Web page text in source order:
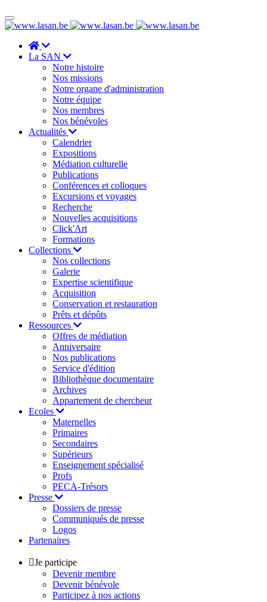
La SAN
Notre histoire
Nos missions
Notre organe d'administration
Notre équipe
Nos membres
Nos bénévoles
Actualités
Calendrier
Expositions
Médiation culturelle
Publications
Conférences et colloques
Excursions et voyages
Recherche
Nouvelles acquisitions
Click'Art
Formations
Collections
Nos collections
Galerie
Expertise scientifique
Acquisition
Conservation et restauration
Prêts et dépôts
Ressources
Offres de médiation
Anniversaire
Nos publications
Service d'édition
Bibliothèque documentaire
Archives
Appartement de chercheur
Ecoles
Maternelles
Primaires
Secondaires
Supérieurs
Enseignement spécialisé
Profs
PECA-Trésors
Presse
Dossiers de presse
Communiqués de presse
Logos
Partenaires
Je participe
Devenir membre
Devenir bénévole
Participez à nos actions